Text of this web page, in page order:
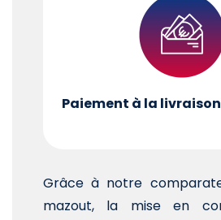
Paiement à la
Grâce à notre
mazout, la mise en